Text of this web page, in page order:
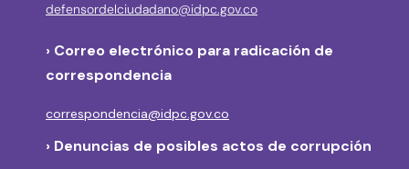
defensordelciudadano@idpc.gov.co
› Correo electrónico para radicación de
correspondencia
correspondencia@idpc.gov.co
› Denuncias de posibles actos de corrupción